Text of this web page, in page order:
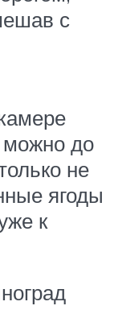
с
до
не
ягоды
к